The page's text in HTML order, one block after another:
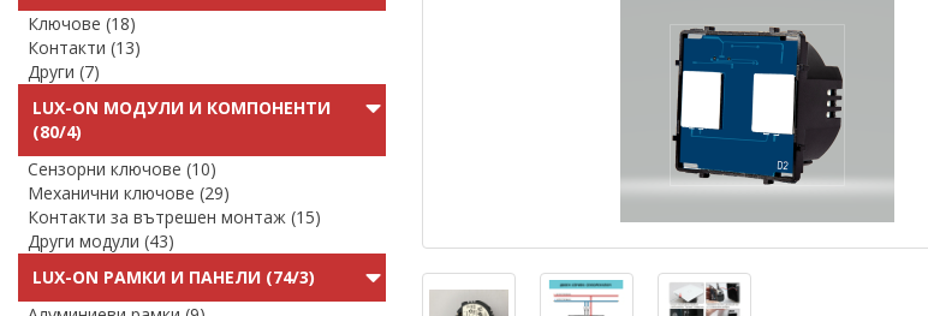
Ключове (18)
Контакти (13)
Други (7)
LUX-ON МОДУЛИ И КОМПОНЕНТИ
(80/4)
Сензорни ключове (10)
Механични ключове (29)
Контакти за вътрешен монтаж (15)
Други модули (43)
LUX-ON РАМКИ И ПАНЕЛИ (74/3)